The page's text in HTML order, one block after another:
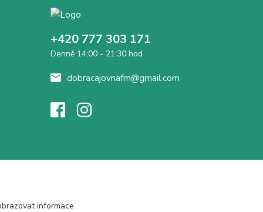
+420 777 303 171
Denně 14:00 - 21:30 hod
dobracajovnafm@gmail.com
informace